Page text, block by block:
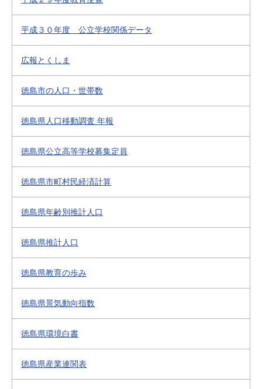
平成３０年度 公立学校関係データ
広報とくしま
徳島市の人口・世帯数
徳島県人口移動調査 年報
徳島県公立高等学校募集定員
徳島県市町村民経済計算
徳島県年齢別推計人口
徳島県推計人口
徳島県教育の歩み
徳島県景気動向指数
徳島県環境白書
徳島県産業連関表